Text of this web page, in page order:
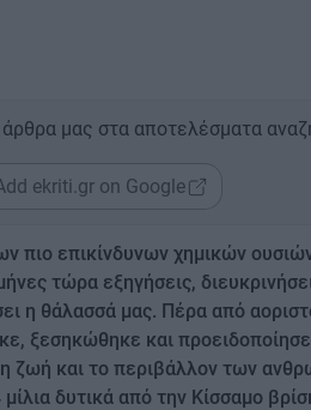
μας στα αποτελέσματα
ekriti.gr on Google
πιο επικίνδυνων χημικών
τώρα εξηγήσεις,
η θάλασσά μας. Πέρα από
ξεσηκώθηκε και
ζωή και το περιβάλλον των
δυτικά από την Κίσσαμο